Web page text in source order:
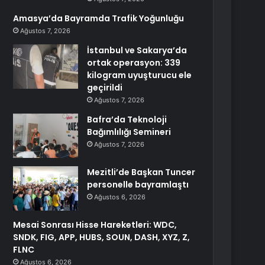
Amasya’da Bayramda Trafik Yoğunluğu
Ağustos 7, 2026
İstanbul ve Sakarya’da
ortak operasyon: 339
kilogram uyuşturucu ele
geçirildi
Ağustos 7, 2026
Bafra’da Teknoloji
Bağımlılığı Semineri
Ağustos 7, 2026
Mezitli’de Başkan Tuncer
personelle bayramlaştı
Ağustos 6, 2026
Mesai Sonrası Hisse Hareketleri: WDC,
SNDK, FIG, APP, HUBS, SOUN, DASH, XYZ, Z,
FLNC
Ağustos 6, 2026